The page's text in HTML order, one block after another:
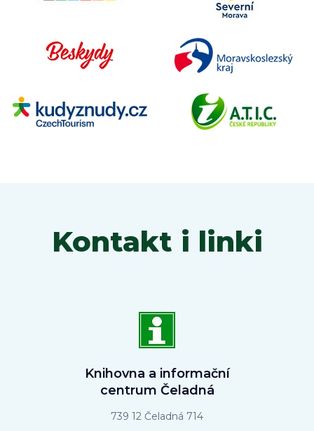
Kontakt i linki
Knihovna a informační
centrum Čeladná
739 12 Čeladná 714